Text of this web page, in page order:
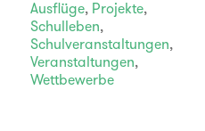
Ausflüge, Projekte,
Schulleben,
Schulveranstaltungen,
Veranstaltungen,
Wettbewerbe